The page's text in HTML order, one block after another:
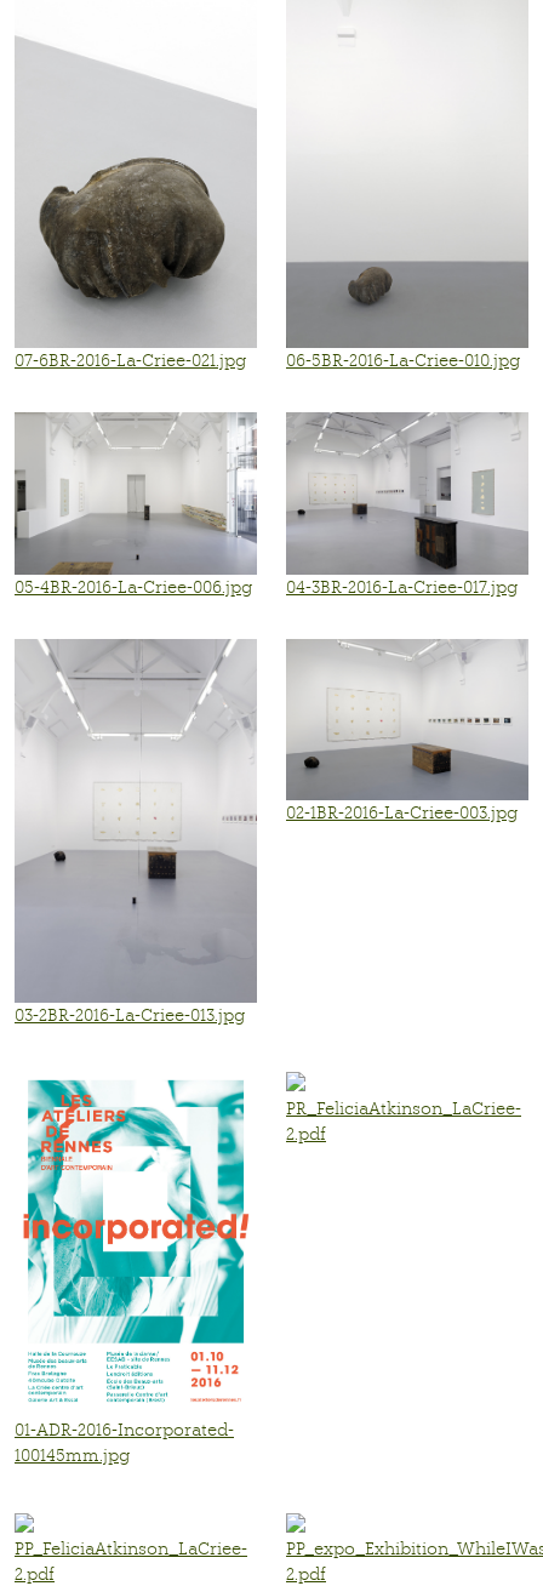
07-6BR-2016-La-Criee-021.jpg 06-5BR-2016-La-Criee-010.jpg
05-4BR-2016-La-Criee-006.jpg 04-3BR-2016-La-Criee-017.jpg
03-2BR-2016-La-Criee-013.jpg
02-1BR-2016-La-Criee-003.jpg
01-ADR-2016-Incorporated-
100145mm.jpg
PR_FeliciaAtkinson_LaCriee-
2.pdf
PP_FeliciaAtkinson_LaCriee-
2.pdf
2.pdf